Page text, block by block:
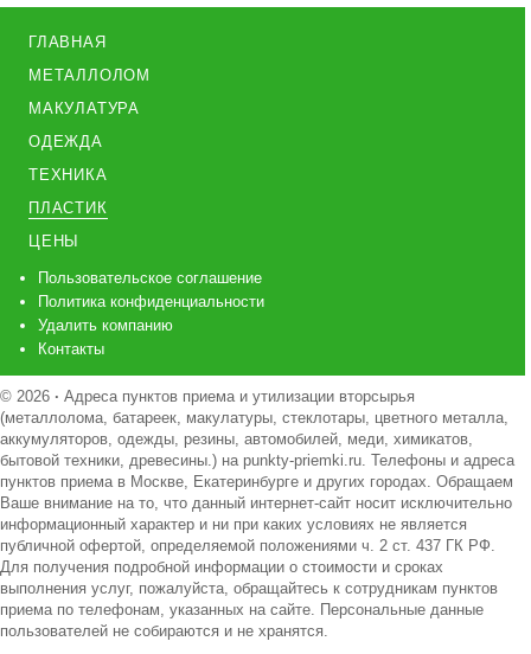
ГЛАВНАЯ
МЕТАЛЛОЛОМ
МАКУЛАТУРА
ОДЕЖДА
ТЕХНИКА
ПЛАСТИК
ЦЕНЫ
Пользовательское соглашение
Политика конфиденциальности
Удалить компанию
Контакты
© 2026 · Адреса пунктов приема и утилизации вторсырья
(металлолома, батареек, макулатуры, стеклотары, цветного металла,
аккумуляторов, одежды, резины, автомобилей, меди, химикатов,
бытовой техники, древесины.) на punkty-priemki.ru. Телефоны и адреса
пунктов приема в Москве, Екатеринбурге и других городах. Обращаем
Ваше внимание на то, что данный интернет-сайт носит исключительно
информационный характер и ни при каких условиях не является
публичной офертой, определяемой положениями ч. 2 ст. 437 ГК РФ.
Для получения подробной информации о стоимости и сроках
выполнения услуг, пожалуйста, обращайтесь к сотрудникам пунктов
приема по телефонам, указанных на сайте. Персональные данные
пользователей не собираются и не хранятся.